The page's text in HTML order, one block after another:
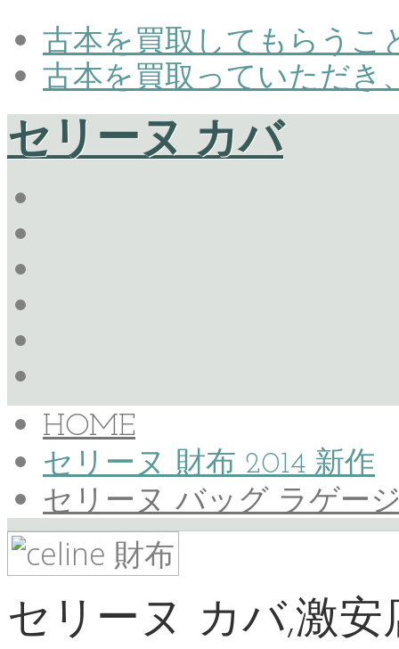
古本を買取してもらうこ
古本を買取っていただき
セリーヌ カバ
HOME
セリーヌ 財布 2014 新作
セリーヌ バッグ ラゲー
セリーヌ カバ,激安